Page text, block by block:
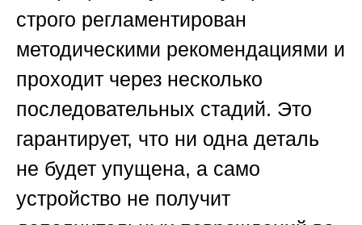
строго регламентирован
методическими рекомендациями и
проходит через несколько
последовательных стадий. Это
гарантирует, что ни одна деталь
не будет упущена, а само
устройство не получит